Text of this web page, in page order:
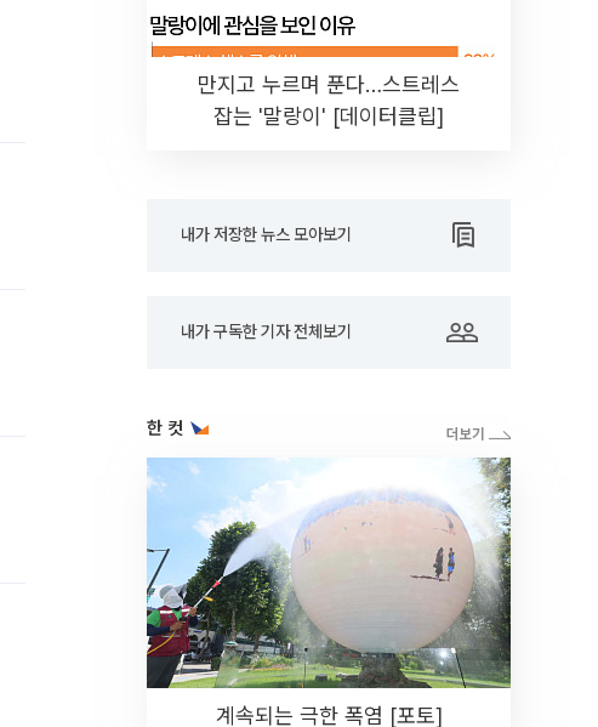
만지고 누르며 푼다…스트레스
잡는 '말랑이' [데이터클립]
내가 저장한 뉴스 모아보기
내가 구독한 기자 전체보기
한 컷
계속되는 극한 폭염 [포토]